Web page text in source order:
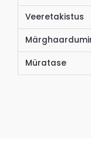
Veeretakistus
Müratase